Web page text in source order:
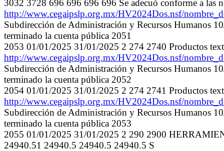
3032 3728 696 696 696 696 Se adecuó conforme a las
http://www.cegaipslp.org.mx/HV2024Dos.nsf/
Subdirección de Administración y Recursos Humanos
terminado la cuenta pública 2051
2053 01/01/2025 31/01/2025 2 274 2740 Productos
http://www.cegaipslp.org.mx/HV2024Dos.nsf/
Subdirección de Administración y Recursos Humanos
terminado la cuenta pública 2052
2054 01/01/2025 31/01/2025 2 274 2741 Productos
http://www.cegaipslp.org.mx/HV2024Dos.nsf/
Subdirección de Administración y Recursos Humanos
terminado la cuenta pública 2053
2055 01/01/2025 31/01/2025 2 290 2900
24940.51 24940.5 24940.5 24940.5 S